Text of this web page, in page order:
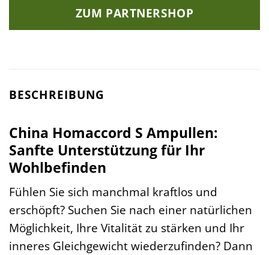
ZUM PARTNERSHOP
BESCHREIBUNG
China Homaccord S Ampullen:
Sanfte Unterstützung für Ihr
Wohlbefinden
Fühlen Sie sich manchmal kraftlos und
erschöpft? Suchen Sie nach einer natürlichen
Möglichkeit, Ihre Vitalität zu stärken und Ihr
inneres Gleichgewicht wiederzufinden? Dann